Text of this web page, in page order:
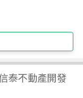
泰不動產開發